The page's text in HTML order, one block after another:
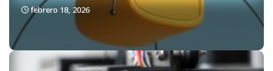
febrero 18, 2026